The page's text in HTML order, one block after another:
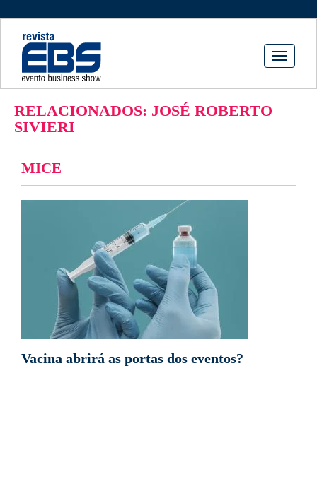
Toggle
RELACIONADOS: JOSÉ ROBERTO
SIVIERI
MICE
Vacina abrirá as portas dos eventos?